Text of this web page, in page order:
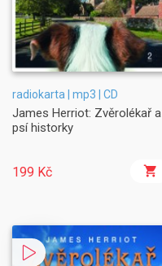
radiokarta | mp3 | CD
James Herriot: Zvěrolékař a
psí historky
199 Kč